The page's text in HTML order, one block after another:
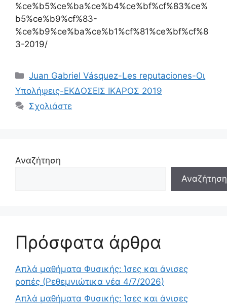
%ce%b5%ce%ba%ce%b4%ce%bf%cf%83%ce%
b5%ce%b9%cf%83-
%ce%b9%ce%ba%ce%b1%cf%81%ce%bf%cf%8
3-2019/
Κατηγορίες
Juan Gabriel Vásquez-Les reputaciones-Οι
Υπολήψεις-ΕΚΔΟΣΕΙΣ ΙΚΑΡΟΣ 2019
Σχολιάστε
Αναζήτηση
Αναζήτηση
Πρόσφατα άρθρα
Απλά μαθήματα Φυσικής: Ίσες και άνισες
ροπές (Ρεθεμνιώτικα νέα 4/7/2026)
Απλά μαθήματα Φυσικής: Ίσες και άνισες